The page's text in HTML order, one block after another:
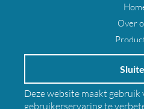
Over
Nieuws
Deze website maakt gebruik
gebruikerservaring te